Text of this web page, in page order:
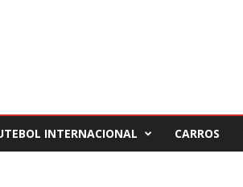
INTERNACIONAL CARROS